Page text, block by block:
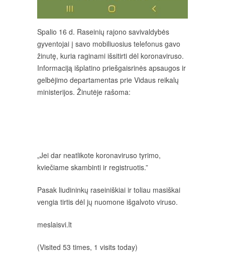
Spalio 16 d. Raseinių rajono savivaldybės
gyventojai į savo mobiliuosius telefonus gavo
žinutę, kuria raginami išsitirti dėl koronaviruso.
Informaciją išplatino priešgaisrinės apsaugos ir
gelbėjimo departamentas prie Vidaus reikalų
ministerijos. Žinutėje rašoma:
„Jei dar neatlikote koronaviruso tyrimo,
kviečiame skambinti ir registruotis.”
Pasak liudininkų raseiniškiai ir toliau masiškai
vengia tirtis dėl jų nuomone išgalvoto viruso.
meslaisvi.lt
(Visited 53 times, 1 visits today)